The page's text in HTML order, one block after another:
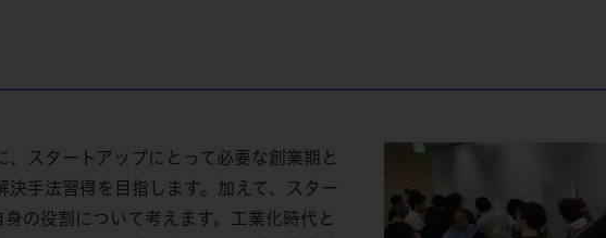
スタートアップにとって必要な創業期と
手法習得を目指します。加えて、スター
身の役割について考えます。工業化時代と